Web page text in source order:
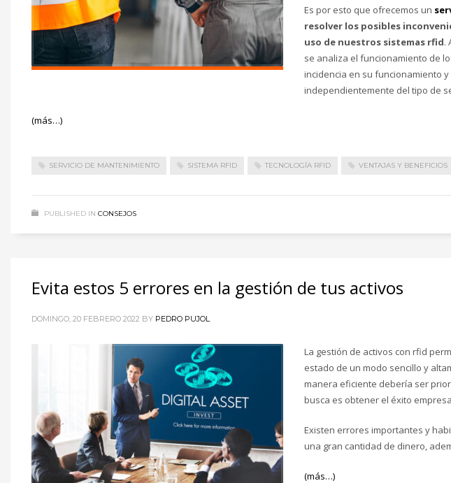
Es por esto que ofrecemos un
resolver los posibles
uso de nuestros sistemas rfid.
se analiza el funcionamiento de
incidencia en su funcionamiento
independientemente del tipo de
(más…)
SERVICIO DE MANTENIMIENTO SISTEMA RFID TECNOLOGÍA RFID VENTAJAS Y BENEFICIOS
PUBLISHED IN CONSEJOS
Evita estos 5 errores en la gestión de tus activos
DOMINGO, 20 FEBRERO 2022 BY PEDRO PUJOL
La gestión de activos con rfid
estado de un modo sencillo y
manera eficiente debería ser
busca es obtener el éxito
Existen errores importantes y
una gran cantidad de dinero,
(más…)